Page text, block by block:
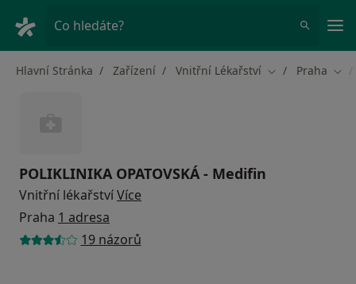
Co hledáte?
Hlavní Stránka Zařízení Vnitřní Lékařství Změna města
Praha
POLIKLINIKA OPATOVSKÁ - Medifin
Vnitřní lékařstvíVíce
Praha 1 adresa
19 názorů